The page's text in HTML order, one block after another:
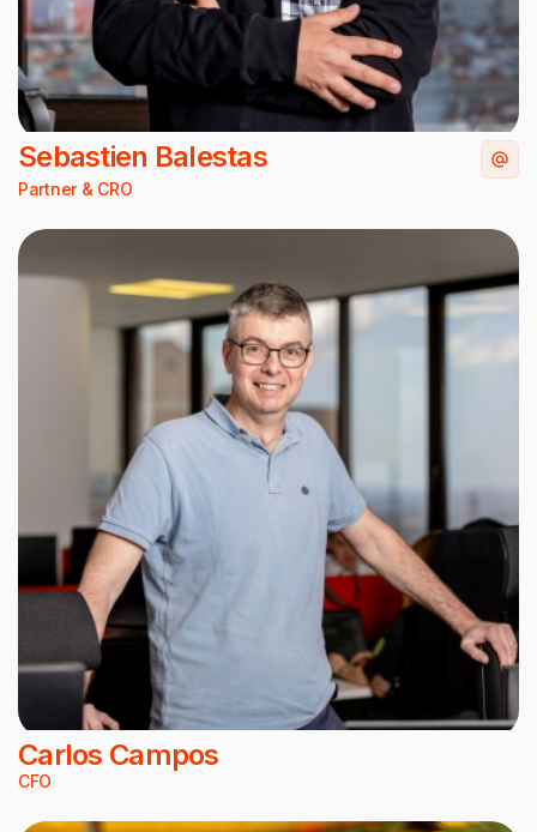
Sebastien Balestas
Partner & CRO
Carlos Campos
CFO